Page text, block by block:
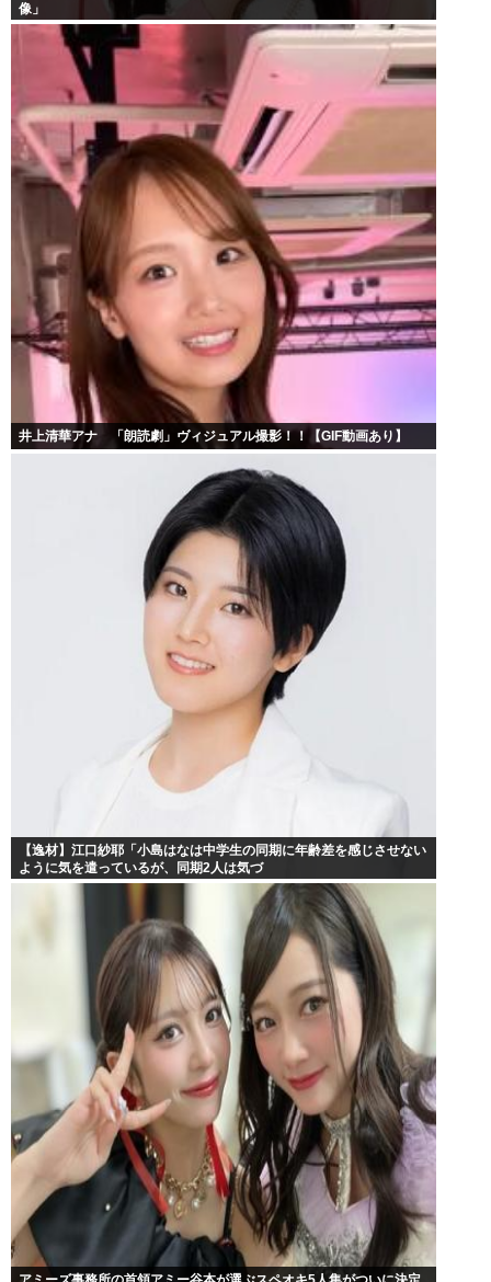
像」
井上清華アナ 「朗読劇」ヴィジュアル撮影！！【GIF動画あり】
【逸材】江口紗耶「小島はなは中学生の同期に年齢差を感じさせない
ように気を遣っているが、同期2人は気づ